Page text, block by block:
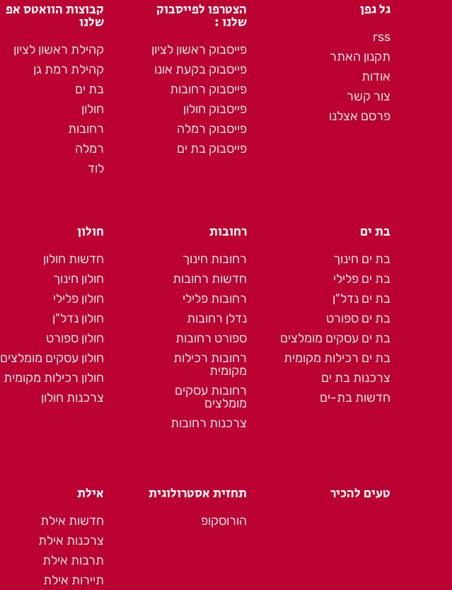
גל גפן
rss
תקנון האתר
אודות
צור קשר
פרסם אצלנו
הצטרפו לפייסבוק
שלנו :
פייסבוק ראשון לציון
פייסבוק בקעת אונו
פייסבוק רחובות
פייסבוק חולון
פייסבוק רמלה
פייסבוק בת ים
קבוצות הוואטס אפ
שלנו
קהילת ראשון לציון
קהילת רמת גן
בת ים
חולון
רחובות
רמלה
לוד
בת ים
בת ים חינוך
בת ים פלילי
בת ים נדל"ן
בת ים ספורט
בת ים עסקים מומלצים
בת ים רכילות מקומית
צרכנות בת ים
חדשות בת-ים
רחובות
רחובות חינוך
חדשות רחובות
רחובות פלילי
נדלן רחובות
ספורט רחובות
רחובות רכילות
מקומית
רחובות עסקים
מומלצים
צרכנות רחובות
חולון
חדשות חולון
חולון חינוך
חולון פלילי
חולון נדל"ן
חולון ספורט
חולון עסקים מומלצים
חולון רכילות מקומית
צרכנות חולון
טעים להכיר תחזית אסטרולוגית
הורוסקופ
אילת
חדשות אילת
צרכנות אילת
תרבות אילת
תיירות אילת